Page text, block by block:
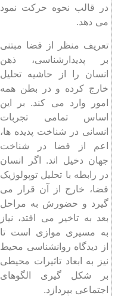
در قالب نحوه حرکت نمود
می دهد.
تعریف منظر از فضا مبتنی
بر پدیدارشناسی، ذهن
انسان را از حاشیه تحلیل
خارج کرده و در بطن همه
امور وارد می کند. بر این
اساس تمامی تجربات
انسانی در شناخت پدیده ها،
اعم از فضا در شناخت
جهان دخیل اند. اگر انسان
در رابطه با تحلیل توپولوژیک
فضا، خارج از آن قرار می
گیرد و حضورش به مراحل
بعد به تاخیر می افتد، نیاز
به مسیری موازی است تا
از دیدگاه روانشناسی محیط
نیز به ابعاد تاثیرات محیطی
بر شکل گیری الگوهای
اجتماعی بپردازد.